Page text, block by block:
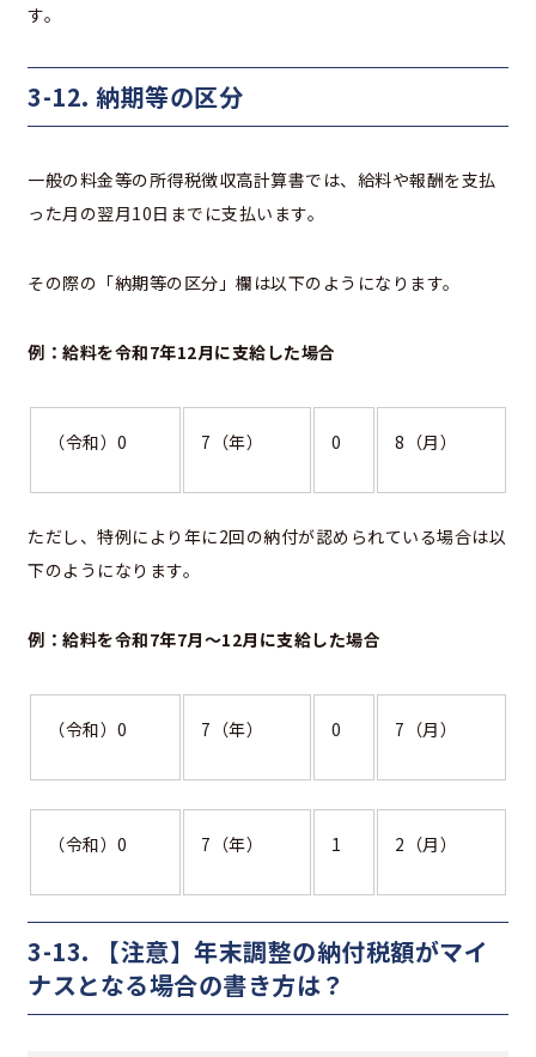
す。
3-12. 納期等の区分
一般の料金等の所得税徴収高計算書では、給料や報酬を支払
った月の翌月10日までに支払います。
その際の「納期等の区分」欄は以下のようになります。
例：給料を令和7年12月に支給した場合
（令和）0 7（年） 0 8（月）
ただし、特例により年に2回の納付が認められている場合は以
下のようになります。
例：給料を令和7年7月～12月に支給した場合
（令和）0 7（年） 0 7（月）
（令和）0 7（年） 1 2（月）
3-13. 【注意】年末調整の納付税額がマイ
ナスとなる場合の書き方は？